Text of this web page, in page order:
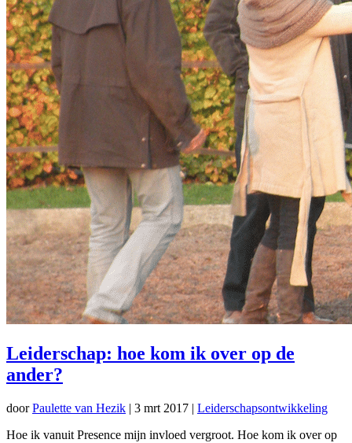
Leiderschap: hoe kom ik over op de
ander?
doorPaulette van Hezik | 3 mrt 2017 | Leiderschapsontwikkeling
Hoe ik vanuit Presence mijn invloed vergroot. Hoe kom ik over op